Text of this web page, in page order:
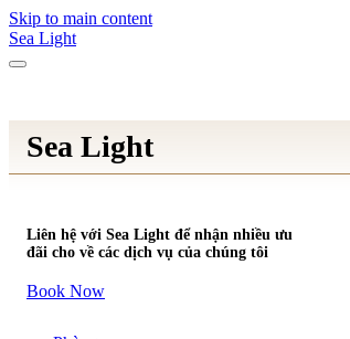
Skip to main content
Sea Light
Sea Light
Liên hệ với Sea Light để nhận nhiều ưu
đãi cho về các dịch vụ của chúng tôi
Book Now